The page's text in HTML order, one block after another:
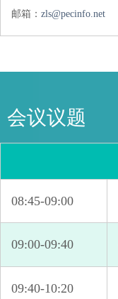
邮箱： zls@pecinfo.net
会议议题
08:45-09:00
09:00-09:40
09:40-10:20